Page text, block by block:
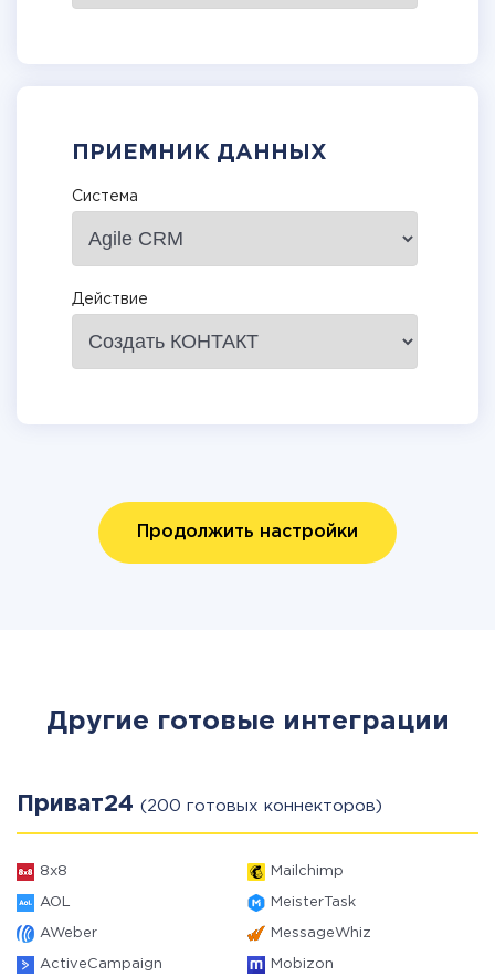
ПРИЕМНИК ДАННЫХ
Система
Действие
Продолжить настройки
Другие готовые интеграции
Приват24 (200 готовых коннекторов)
8x8 Mailchimp
AOL MeisterTask
AWeber MessageWhiz
ActiveCampaign Mobizon